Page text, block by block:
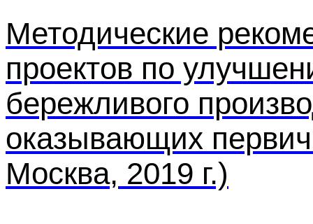
Методические
проектов по
бережливого
оказывающих
Москва, 2019 г.)